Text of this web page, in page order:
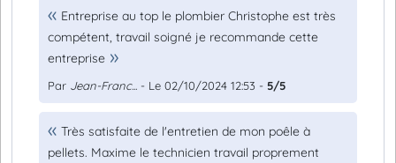
Entreprise au top le plombier Christophe est très
compétent, travail soigné je recommande cette
entreprise
Par Jean-Franc... - Le 02/10/2024 12:53 - 5/5
Très satisfaite de l'entretien de mon poêle à
pellets. Maxime le technicien travail proprement